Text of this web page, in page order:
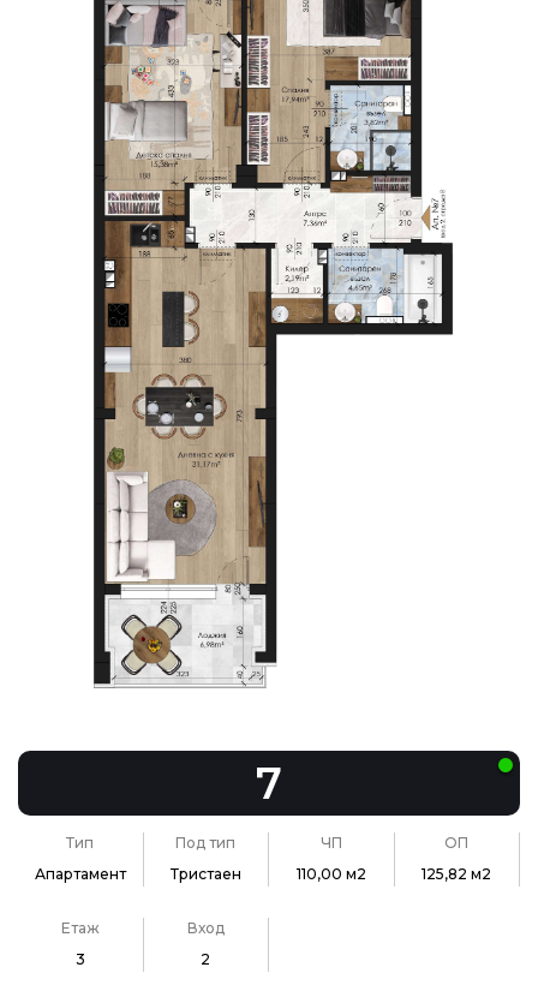
7
Тип
Апартамент
Под тип
Тристаен
ЧП
110,00 м2
ОП
125,82 м2
Етаж
3
Вход
2